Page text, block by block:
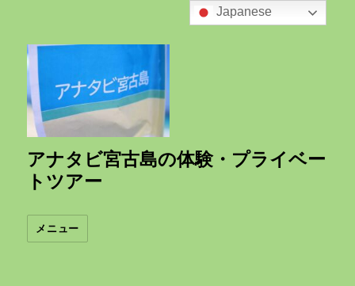
アナタビ宮古島の体験・プライベー
トツアー
メニュー
Japanese